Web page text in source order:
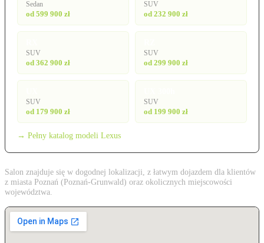
Sedan
od 599 900 zł
SUV
od 232 900 zł
SUV
od 362 900 zł
SUV
od 299 900 zł
SUV
od 179 900 zł
SUV
od 199 900 zł
→ Pełny katalog modeli Lexus
Salon znajduje się w dogodnej lokalizacji, z łatwym dojazdem dla klientów
z miasta Poznań (Poznań-Grunwald) oraz okolicznych miejscowości
województwa.